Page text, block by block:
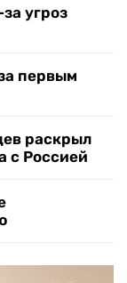
угроз
первым
раскрыл
с Россией